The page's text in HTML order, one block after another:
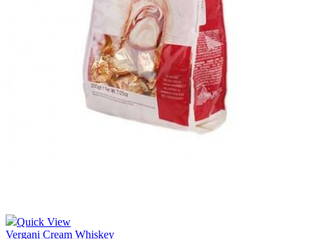
Quick View
Vergani Cream Whiskey